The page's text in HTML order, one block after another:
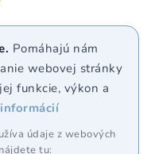
Pomáhajú nám
webovej stránky
funkcie, výkon a
údaje z webových
tu: